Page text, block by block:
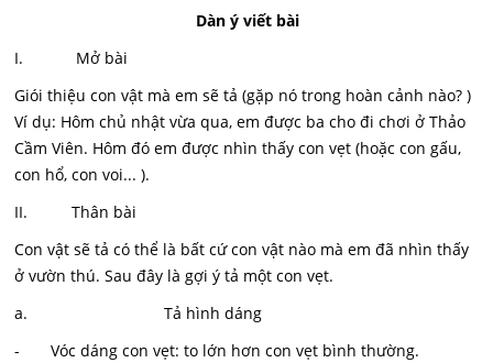
Dàn ý viết bài
I. Mở bài
Giói thiệu con vật mà em sẽ tả (gặp nó trong hoàn cảnh nào? )
Ví dụ: Hôm chủ nhật vừa qua, em được ba cho đi chơi ở Thảo
Cầm Viên. Hôm đó em được nhìn thấy con vẹt (hoặc con gấu,
con hổ, con voi... ).
II. Thân bài
Con vật sẽ tả có thể là bất cứ con vật nào mà em đã nhìn thấy
ở vườn thú. Sau đây là gợi ý tả một con vẹt.
a. Tả hình dáng
- Vóc dáng con vẹt: to lớn hơn con vẹt bình thường.